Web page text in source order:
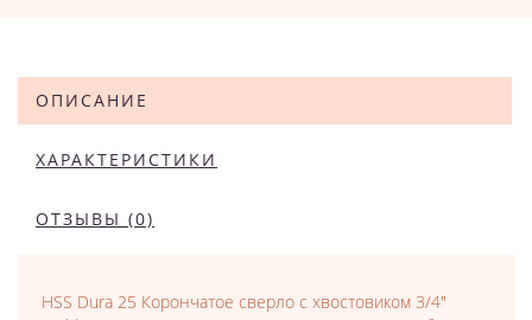
ОПИСАНИЕ
ХАРАКТЕРИСТИКИ
ОТЗЫВЫ (0)
HSS Dura 25 Корончатое сверло с хвостовиком 3/4"